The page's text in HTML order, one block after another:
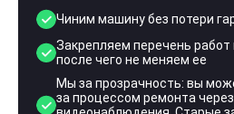
Чиним машину без потери
Закрепляем перечень работ
после чего не меняем ее
Мы за прозрачность: вы
за процессом ремонта